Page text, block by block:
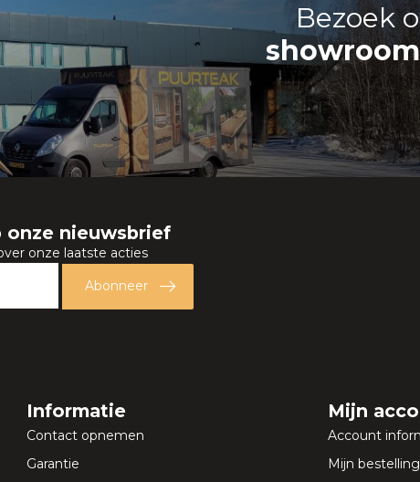
Bezoek
showroom
onze nieuwsbrief
onze laatste acties
Abonneer
Informatie
Contact opnemen
Garantie
Mijn
Account
Mijn